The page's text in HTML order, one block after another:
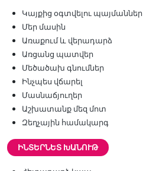
Կայքից օգտվելու պայմաններ
Մեր մասին
Առաքում և վերադարձ
Առցանց պատվեր
Մեծածախ գնումներ
Ինչպես վճարել
Մասնաճյուղեր
Աշխատանք մեզ մոտ
Զեղչային համակարգ
ԻՆՏԵՐՆԵՏ ԽԱՆՈՒԹ